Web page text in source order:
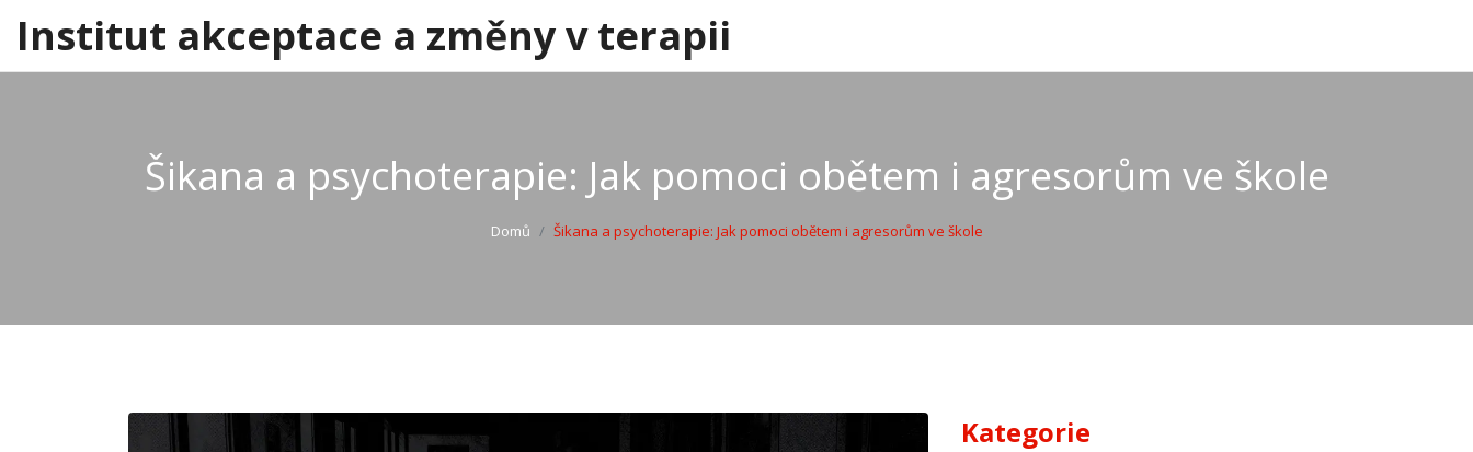
Institut akceptace a změny v terapii
Šikana a psychoterapie: Jak pomoci obětem i agresorům ve škole
Domů Šikana a psychoterapie: Jak pomoci obětem i agresorům ve škole
Kategorie